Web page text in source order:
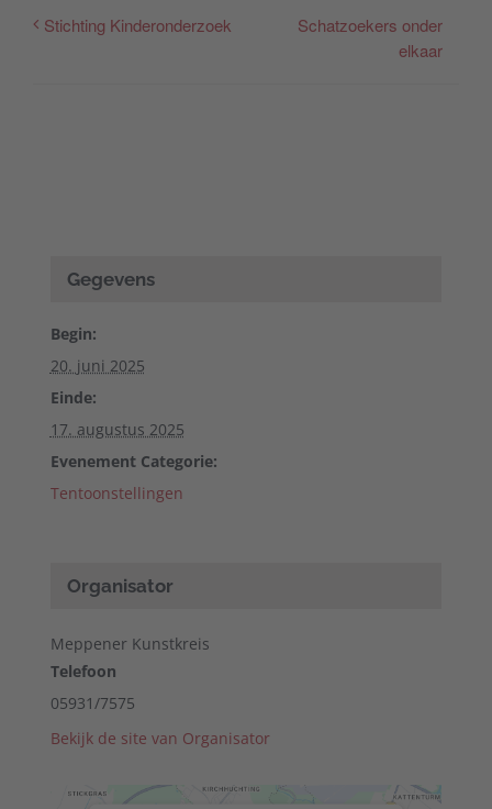
Stichting Kinderonderzoek
Schatzoekers onder
elkaar
Gegevens
Begin:
20. juni 2025
Einde:
17. augustus 2025
Evenement Categorie:
Tentoonstellingen
Organisator
Meppener Kunstkreis
Telefoon
05931/7575
Bekijk de site van Organisator